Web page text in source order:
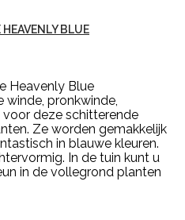
BLUE
Heavenly Blue
pronkwinde,
deze schitterende
Ze worden gemakkelijk
in blauwe kleuren.
In de tuin kunt u
in de vollegrond planten